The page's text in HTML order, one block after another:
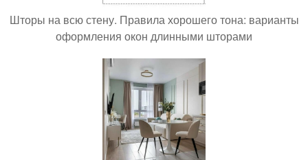
Шторы на всю стену. Правила хорошего тона: варианты
оформления окон длинными шторами